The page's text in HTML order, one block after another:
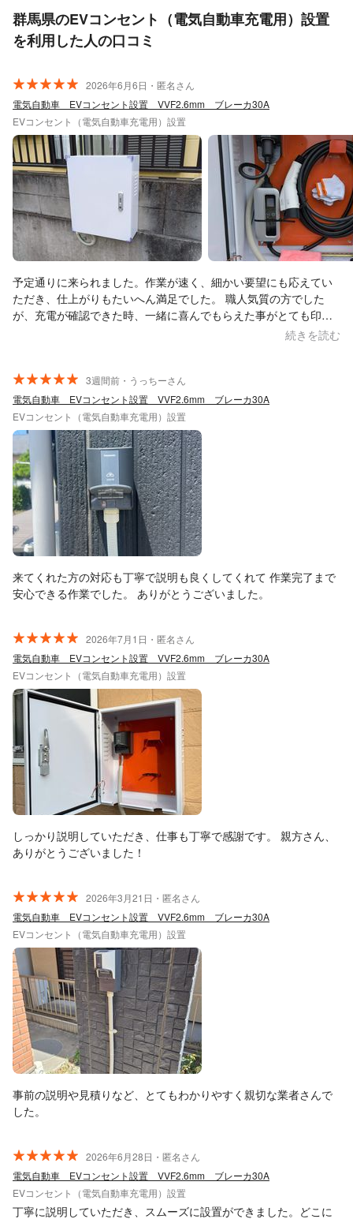
群馬県のEVコンセント（電気自動車充電用）設置
を利用した人の口コミ
2026年6月6日・匿名さん
電気自動車 EVコンセント設置 VVF2.6mm ブレーカ30A
EVコンセント（電気自動車充電用）設置
予定通りに来られました。作業が速く、細かい要望にも応えてい
ただき、仕上がりもたいへん満足でした。 職人気質の方でした
が、充電が確認できた時、一緒に喜んでもらえた事がとても印象
的です。 (諸事情により申請は見送りましたが…) 補助金制度で指
続きを読む
3週間前・うっちーさん
電気自動車 EVコンセント設置 VVF2.6mm ブレーカ30A
EVコンセント（電気自動車充電用）設置
来てくれた方の対応も丁寧で説明も良くしてくれて 作業完了まで
安心できる作業でした。 ありがとうございました。
2026年7月1日・匿名さん
電気自動車 EVコンセント設置 VVF2.6mm ブレーカ30A
EVコンセント（電気自動車充電用）設置
しっかり説明していただき、仕事も丁寧で感謝です。 親方さん、
ありがとうございました！
2026年3月21日・匿名さん
電気自動車 EVコンセント設置 VVF2.6mm ブレーカ30A
EVコンセント（電気自動車充電用）設置
事前の説明や見積りなど、とてもわかりやすく親切な業者さんで
した。
2026年6月28日・匿名さん
電気自動車 EVコンセント設置 VVF2.6mm ブレーカ30A
EVコンセント（電気自動車充電用）設置
丁寧に説明していただき、スムーズに設置ができました。どこに